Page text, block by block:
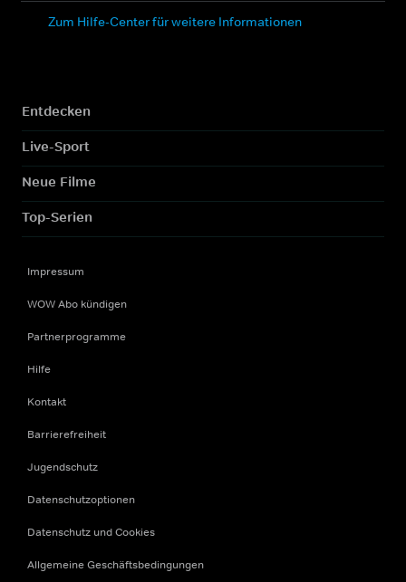
Zum Hilfe-Center für weitere Informationen
Entdecken
Live-Sport
Neue Filme
Top-Serien
Impressum
WOW Abo kündigen
Partnerprogramme
Hilfe
Kontakt
Barrierefreiheit
Jugendschutz
Datenschutzoptionen
Datenschutz und Cookies
Allgemeine Geschäftsbedingungen